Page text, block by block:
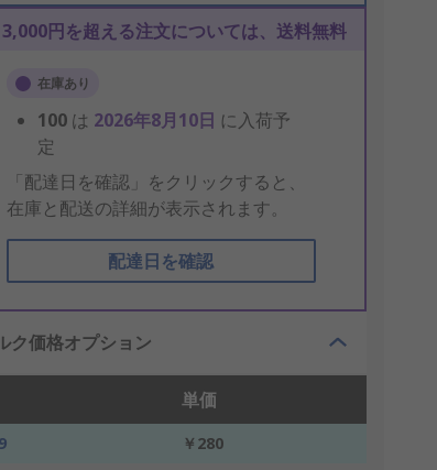
3,000円を超える注文については、送料無料
在庫あり
100 は 2026年8月10日 に入荷予
定
「配達日を確認」をクリックすると、
在庫と配送の詳細が表示されます。
配達日を確認
ク価格オプション
単価
￥280